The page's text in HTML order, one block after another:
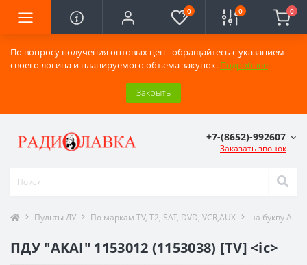
По вопросу получения оптовых цен - обращайтесь с указанием
своего логина и планируемого объема закупок. Подробнее
Закрыть
0 0 0
+7-(8652)-992607
Заказать звонок
Пульты ДУ По маркам TV, T2, SAT, DVD, VCR,AUX на букву A
ПДУ "AKAI" 1153012 (1153038) [TV] <ic>